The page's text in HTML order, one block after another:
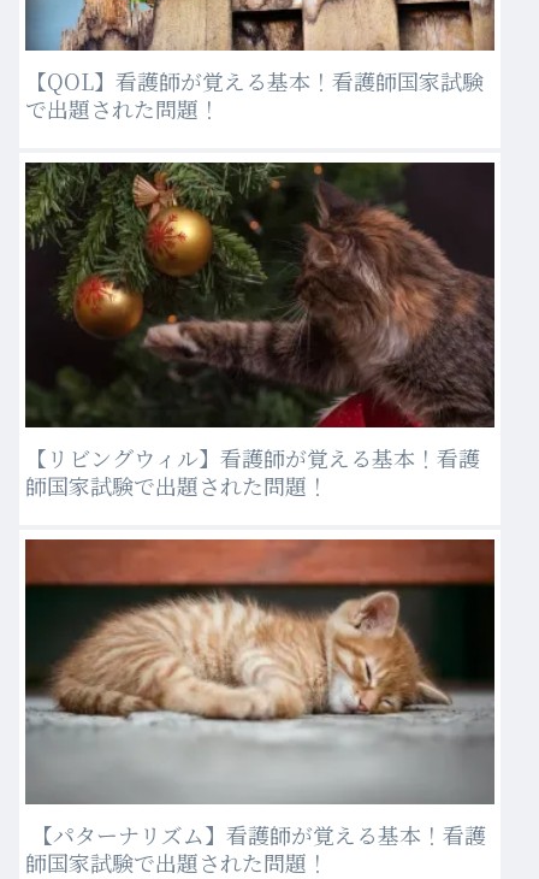
【QOL】看護師が覚える基本！看護師国家試験
で出題された問題！
【リビングウィル】看護師が覚える基本！看護
師国家試験で出題された問題！
【パターナリズム】看護師が覚える基本！看護
師国家試験で出題された問題！